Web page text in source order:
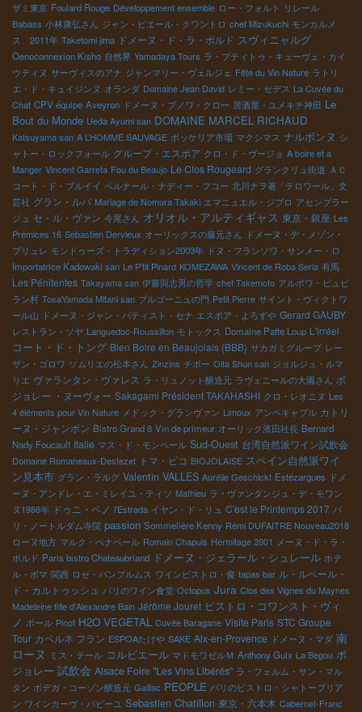
ザミ東京 Foulard Rouge Développement ensemble ロー・フォルト リレール
Babass 小林康弘さん ジャン・ピエール・クワントロ chef Mizukuchi モンカルメ
ス 2011年 Taketomi jima ドメーヌ・ド・ラ・ボルド スヴィニャルグ
Oenoconnexion Kisho 自然界 Yamadaya Tours ラ・プティトゥ・キューヴェ・カイ
ウティヌ サーヴィスのアナ ジャンマリー・ヴェルジェ Fête du Vin Nature ラトリ
エ・ド・キュイジンヌ オランダ Domaine Jean David レミー・セデス La Cuvée du
Chat CPV équipe Aveyron ドメーヌ・ブノワ・クロー 居酒屋・ユメキチ神田 Le
Bout du Monde Ueda Ayumi san DOMAINE MARCEL RICHAUD
Katsuyama san A L’HOMME SAUVAGE ボッケリア市場 マクシマス ナルボンヌ シ
ャトー・ロックフォール グループ・エスポア クロ・ド・ヴージョ A boire et a
Manger Vincent Garreta Fou du Beaujo Le Clos Rougeard グランクリュ街道 ＡＣ
コート・ド・ブルイイ ベルナール・ナディー・フコー 北川ナヲ著「テロワール」文
芸社 グラン・ルパ Mariage de Nomura Takaki エマニュエル・ジブロ アセンブラー
ジュ セ・ル・ヴァン 今尾さん オリオル・アルティギャス 東京・銀座 Les
Prémices 16 Sebastien Dervieux オーリックスの藤元さん ドメーヌ・デ・メゾン・
ブリュレ モンドゥーズ・トラディション2003年 ドヌ・フランソワ・サンメー・ロ
Importatrice Kadowaki san Le P'tit Pinard KOMEZAWA Vincent de Roba Seria 有馬
Les Pénitentes Takayama san 伊藤與志男の哲学 chef Takemoto アルボワ・ピュピ
ラン村 TosaYamada Mitani san ブルゴーニュの門 Petit Pierre サイント・ヴィクトワ
ール山 ドメーヌ・ジャン・バティスト・セナ エスポア・よろずや Gerard GAUBY
レストラン・ソヤ Languedoc-Roussillon モトックス Domaine Patte Loup L'irréel
コート・ド・トング Bien Boire en Beaujolais (BBB) サカガミグループ レー
ザン・ゴロワ ソムリエの松本さん Zinzins チボー Oita Shun san ジョルジュ・ルマ
リエ ヴァランタン・ヴァレス ラ・リュノット醸造元 ラヴェニールの大園さん ボ
ジョレー ・ヌーヴォー Sakagami Président TAKAHASHI クロ・レオニヌ Les
4 éléments pour Vin Nature メドック・グランヴァン Limoux アンペキャブル カトリ
ーヌ・ジャンボン Bistro Grand 8 Vin de primeur オーリック濱田社長 Bernard
Nady Foucault Italie マス・ド・モンペール Sud-Ouest 台湾自然派ワイン試飲会
Domaine Romaneaux-Destezet トマ・ピコ BIOJOLAISE スペイン自然派ワイ
ン見本市 グラン・ラルグ Valentin VALLES Aurélie Geschickt Estézargues ドメ
ーヌ・アンドレ・エ・ミレイユ・ティソ Mathieu ラ・ヴァンダンジュ・デ・モワン
ヌ1988年 ドゥニ・ペノ l'Estrada イヤン・ド・リュ C'est le Printemps 2017 パ
リ・ノートルダム寺院 passion Sommelière Kenny Rémi DUFAITRE Nouveau2018
ローヌ地方 マルク・ぺナベール Romain Chapuis Hermitage 2001 メーヌ・ド・ラ・
ボルド Paris bistro Chateaubriand ドメーヌ・ジェラール・シュレール ホテ
ル・ボマ 関西 ロセ・パンプルムス ワインビストロ・俊 tapas bar ル・ルペール・
ド・カルトゥッシュ パリのワイン食堂 Octopus Jura Clos des Vignes du Maynes
Madeleine fille d'Alexandre Bain Jérôme Jouret ビストロ・コワンスト・ヴィ
ノ ポール Pinot H2O VEGETAL Cuvée Baragane Visite Paris STC Groupe
Tour カベルネ フラン ESPOAたけや SAKE Aix-en-Provence ドメーヌ・マダ 南
ローヌ
ミス・テール コルビエール マドモワゼルＭ Anthony Guix La Begou ボ
ジョレー 試飲会 Alsace Foire "Les Vins Libérés" ラ・フェルム・サン・マル
タン ボデガ・コーゾン醸造元 Gaillac PEOPLE パリのビストロ・シャトーブリア
ン ワインカーヴ・パピーユ Sebastien Chatillon 東京・六本木 Cabernet-Franc